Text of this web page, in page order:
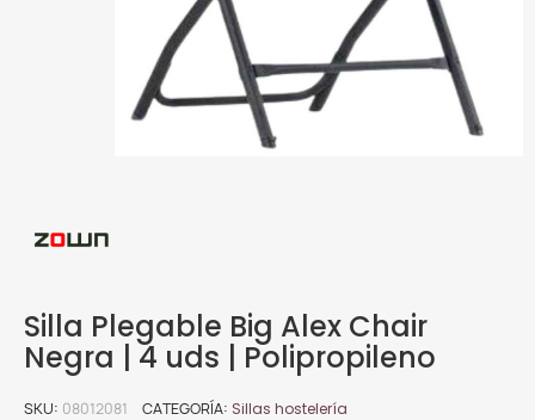
Silla Plegable Big Alex Chair
Negra | 4 uds | Polipropileno
SKU 08012081 CATEGORÍA Sillas hostelería